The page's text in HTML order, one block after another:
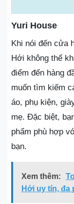
Yuri House
Khi nói đến cửa
Hới không thể
điểm đến hàng
muốn tìm kiếm
áo, phụ kiện,
mẹ. Đặc biệt,
phẩm phù hợp
bạn.
Xem thêm:
Hới uy tín, đa